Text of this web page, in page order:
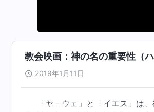
教会映画：神の名の重要性（ハ
2019年1月11日
「ヤ－ウェ」と「イエス」は